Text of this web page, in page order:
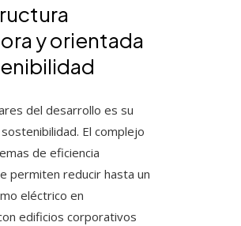
y orientada
del desarrollo es su
El complejo
de eficiencia
permiten reducir hasta un
eléctrico en
edificios corporativos